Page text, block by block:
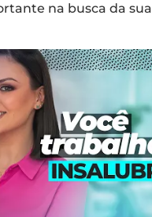
na busca da sua